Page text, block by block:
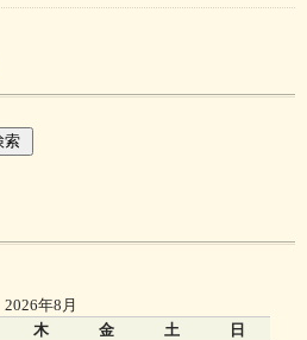
2026年8月
木 金 土
日